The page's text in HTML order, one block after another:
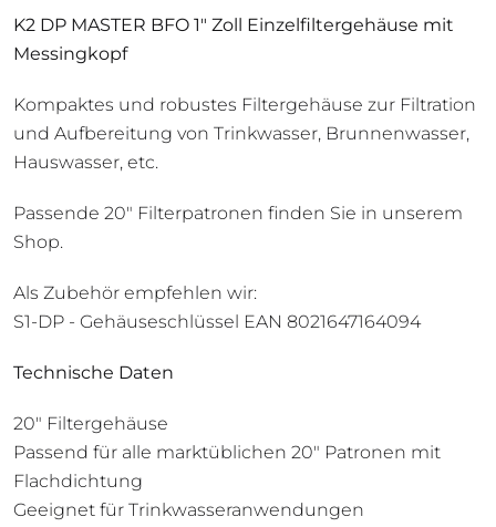
K2 DP MASTER BFO 1" Zoll Einzelfiltergehäuse mit
Messingkopf
Kompaktes und robustes Filtergehäuse zur Filtration
und Aufbereitung von Trinkwasser, Brunnenwasser,
Hauswasser, etc.
Passende 20" Filterpatronen finden Sie in unserem
Shop.
Als Zubehör empfehlen wir:
S1-DP - Gehäuseschlüssel EAN 8021647164094
Technische Daten
20" Filtergehäuse
Passend für alle marktüblichen 20" Patronen mit
Flachdichtung
Geeignet für Trinkwasseranwendungen